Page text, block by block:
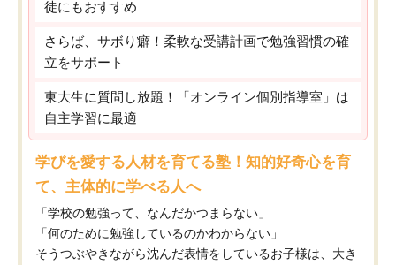
徒にもおすすめ
さらば、サボり癖！柔軟な受講計画で勉強習慣の確
立をサポート
東大生に質問し放題！「オンライン個別指導室」は
自主学習に最適
学びを愛する人材を育てる塾！知的好奇心を育
て、主体的に学べる人へ
「学校の勉強って、なんだかつまらない」
「何のために勉強しているのかわからない」
そうつぶやきながら沈んだ表情をしているお子様は、大き